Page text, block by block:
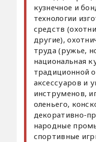
кузнечное и
технологии
средств
другие),
труда (ружье,
национальная
традиционной
аксессуаров и
инструменов,
оленьего,
декоративно-
народные
спортивные